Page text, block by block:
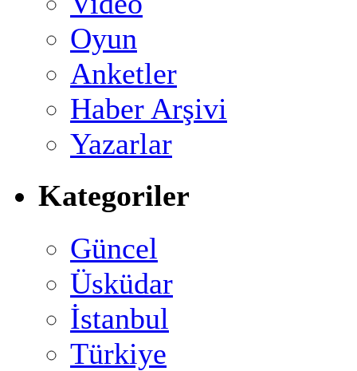
Oyun
Anketler
Haber Arşivi
Yazarlar
Kategoriler
Güncel
Üsküdar
İstanbul
Türkiye